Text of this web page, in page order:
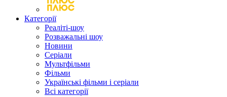
Категорії
Реаліті-шоу
Розважальні шоу
Новини
Серіали
Мультфільми
Фільми
Українські фільми і серіали
Всі категорії